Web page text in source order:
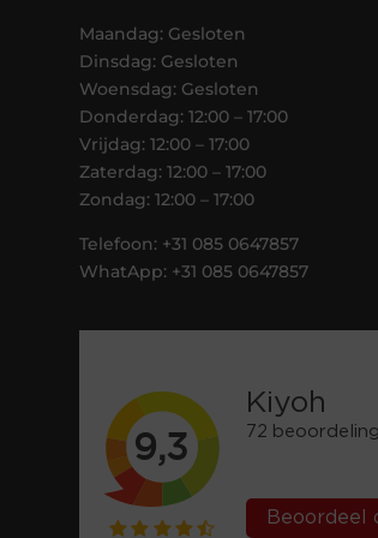
Maandag: Gesloten
Dinsdag: Gesloten
Woensdag: Gesloten
Donderdag: 12:00 – 17:00
Vrijdag: 12:00 – 17:00
Zaterdag: 12:00 – 17:00
Zondag: 12:00 – 17:00
Telefoon: +31 085 0647857
WhatApp: +31 085 0647857